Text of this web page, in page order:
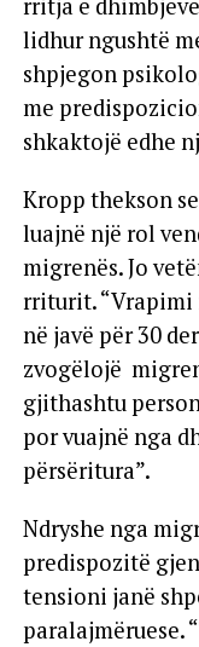
rritja e
lidhur ngushtë
shpjegon
me
shkaktojë edhe
Kropp thekson
luajnë një rol
migrenës. Jo
rriturit. “Vrapimi
në javë për 30
zvogëlojë
gjithashtu
por vuajnë nga
përsëritura”.
Ndryshe nga
predispozitë
tensioni janë
paralajmëruese.